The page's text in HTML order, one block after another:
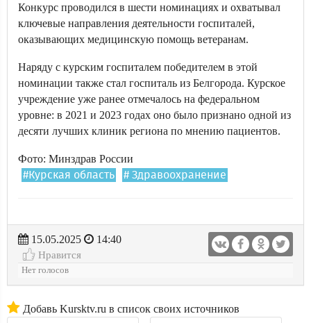
Конкурс проводился в шести номинациях и охватывал
ключевые направления деятельности госпиталей,
оказывающих медицинскую помощь ветеранам.
Наряду с курским госпиталем победителем в этой
номинации также стал госпиталь из Белгорода. Курское
учреждение уже ранее отмечалось на федеральном
уровне: в 2021 и 2023 годах оно было признано одной из
десяти лучших клиник региона по мнению пациентов.
Фото: Минздрав России
#Курская область # Здравоохранение
15.05.2025
14:40
Нравится
Нет голосов
Добавь Kursktv.ru в список своих источников